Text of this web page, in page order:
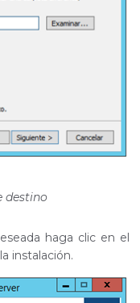
destino
haga clic en el
instalación.